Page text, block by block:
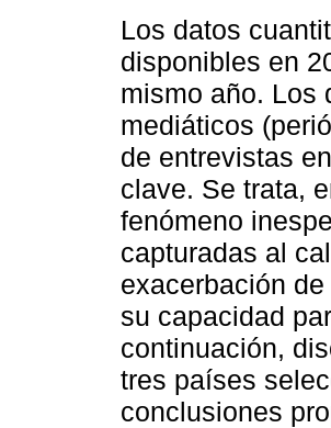
Los datos
disponibles en
mismo año. Los
mediáticos
de entrevistas
clave. Se trata,
fenómeno
capturadas al
exacerbación
su capacidad
continuación,
tres países
conclusiones